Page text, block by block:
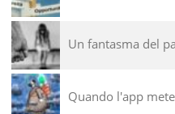
Un fantasma del
Quando l'app